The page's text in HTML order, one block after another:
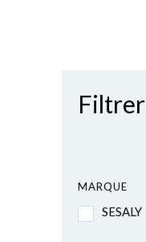
Filtrer
MARQUE
SESALY